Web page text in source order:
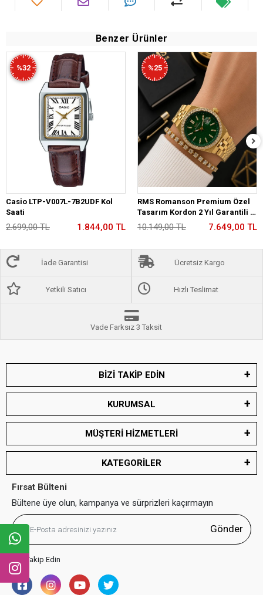
Benzer Ürünler
%32
Casio LTP-V007L-7B2UDF Kol
Saati
2.699,00 TL 1.844,00 TL
%25
RMS Romanson Premium Özel
Tasarım Kordon 2 Yıl Garantili 5
Atm Kadın Kol Saati+Bileklik
A2175.29
10.149,00 TL 7.649,00 TL
İade Garantisi Ücretsiz Kargo
Yetkili Satıcı Hızlı Teslimat
Vade Farksız 3 Taksit
BİZİ TAKİP EDİN
KURUMSAL
MÜŞTERİ HİZMETLERİ
KATEGORİLER
Fırsat Bülteni
Bültene üye olun, kampanya ve sürprizleri kaçırmayın
Gönder
Bizi Takip Edin